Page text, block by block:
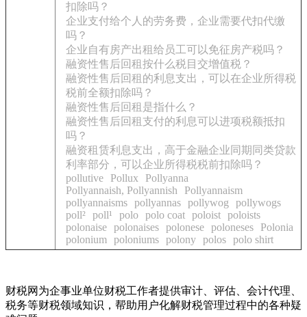
扣除吗？
企业支付给个人的劳务费，企业需要代扣代缴
吗？
企业自有房产出租给员工可以免征房产税吗？
融资性售后回租按什么税目交增值税？
融资性售后回租的利息支出，可以在企业所得税
税前全额扣除吗？
融资性售后回租是指什么？
融资性售后回租支付的利息可以进项税额抵扣
吗？
融资租赁利息支出，高于金融企业同期同类贷款
利率部分，可以企业所得税税前扣除吗？
pollutive
Pollux
Pollyanna
Pollyannaish, Pollyannish
Pollyannaism
pollyannaisms pollyannas pollywog
pollywogs
poll² poll¹ polo polo coat poloist poloists
polonaise polonaises polonese poloneses
Polonia
polonium
poloniums polony polos polo shirt
财税网为企事业单位财税工作者提供审计、评估、会计代理、
税务等财税领域知识，帮助用户化解财税管理过程中的各种疑